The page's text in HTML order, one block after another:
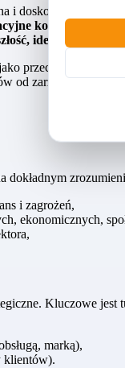
i doskonałość
koncentruje się
przeciwstawne.
od zarządzania
dokładnym
i zagrożeń,
ekonomicznych,
Kluczowe
marką),
klientów).